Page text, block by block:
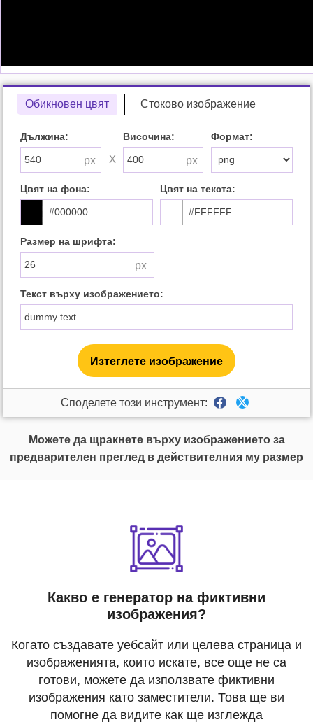
Обикновен цвят Стоково изображение
Дължина:
X
Височина: Формат:
Цвят на фона: Цвят на текста:
Размер на шрифта:
Текст върху изображението:
Изтеглете изображение
Споделете този инструмент:
Можете да щракнете върху изображението за
предварителен преглед в действителния му размер
Какво е генератор на фиктивни
изображения?
Когато създавате уебсайт или целева страница и
изображенията, които искате, все още не са
готови, можете да използвате фиктивни
изображения като заместители. Това ще ви
помогне да видите как ще изглежда